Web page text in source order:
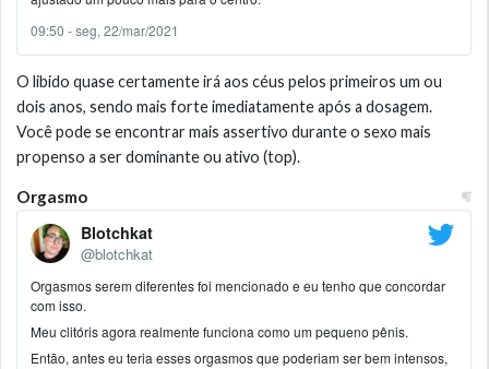
09:50 - seg, 22/mar/2021
O libido quase certamente irá aos céus pelos primeiros um ou
dois anos, sendo mais forte imediatamente após a dosagem.
Você pode se encontrar mais assertivo durante o sexo mais
propenso a ser dominante ou ativo (top).
Orgasmo
Blotchkat
@blotchkat
Orgasmos serem diferentes foi mencionado e eu tenho que concordar
com isso.
Meu clitóris agora realmente funciona como um pequeno pênis.
Então, antes eu teria esses orgasmos que poderiam ser bem intensos,